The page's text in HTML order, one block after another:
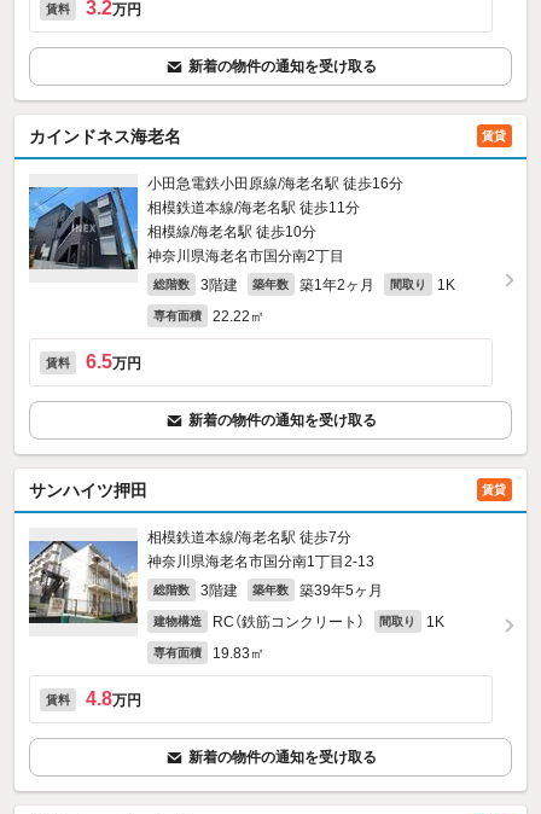
賃料 3.2万円
新着の物件の通知を受け取る
カインドネス海老名 賃貸
小田急電鉄小田原線/海老名駅 徒歩16分
相模鉄道本線/海老名駅 徒歩11分
相模線/海老名駅 徒歩10分
神奈川県海老名市国分南2丁目
総階数 3階建 築年数 築1年2ヶ月 間取り 1K
専有面積 22.22㎡
賃料 6.5万円
新着の物件の通知を受け取る
サンハイツ押田 賃貸
相模鉄道本線/海老名駅 徒歩7分
神奈川県海老名市国分南1丁目2-13
総階数 3階建 築年数 築39年5ヶ月
建物構造 RC（鉄筋コンクリート） 間取り 1K
専有面積 19.83㎡
賃料 4.8万円
新着の物件の通知を受け取る